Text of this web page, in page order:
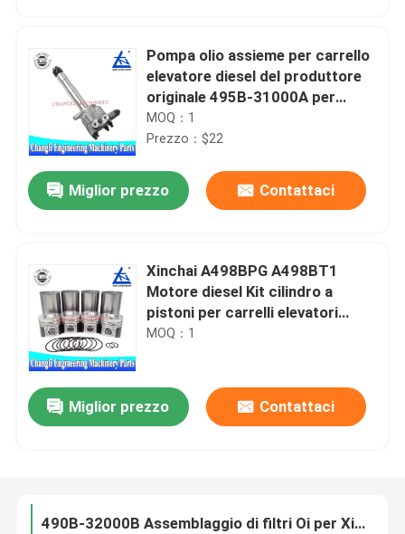
Casa.
Prodotti
Video
Pompa olio assieme per carrello
elevatore diesel del produttore
originale 495B-31000A per
Xinchai 495BPG A495BPG
MOQ：1
Prezzo：$22
Miglior prezzo Contattaci
Xinchai A498BPG A498BT1
Motore diesel Kit cilindro a
pistoni per carrelli elevatori
trattori dal produttore originale
MOQ：1
Miglior prezzo Contattaci
GB/T9074.17-MBx35 bulloni a bottone